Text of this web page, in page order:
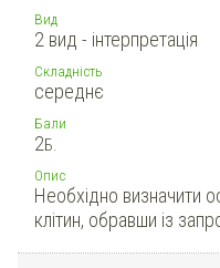
Вид
2 вид - інтерпретація
Складність
середнє
Бали
2Б.
Опис
Необхідно визначити
клітин, обравши із